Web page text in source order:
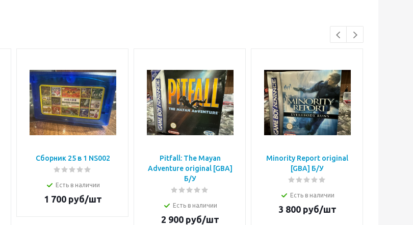
Сборник 25 в 1 NS002
Есть в наличии
1 700руб/шт
Pitfall: The Mayan
Adventure original [GBA]
Б/У
Есть в наличии
2 900руб/шт
Minority Report original
[GBA] Б/У
Есть в наличии
3 800руб/шт